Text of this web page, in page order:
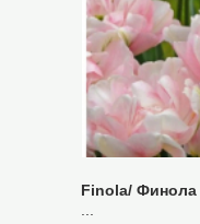
Finola/ Финола